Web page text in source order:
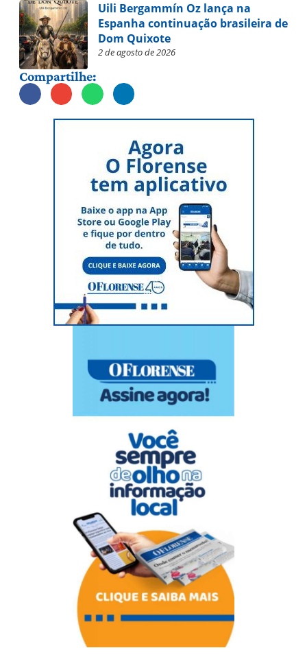
Uili Bergammín Oz lança na
Espanha continuação brasileira de
Dom Quixote
2 de agosto de 2026
Compartilhe: